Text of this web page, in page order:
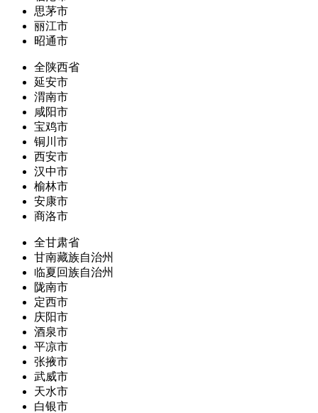
思茅市
丽江市
昭通市
全陕西省
延安市
渭南市
咸阳市
宝鸡市
铜川市
西安市
汉中市
榆林市
安康市
商洛市
全甘肃省
甘南藏族自治州
临夏回族自治州
陇南市
定西市
庆阳市
酒泉市
平凉市
张掖市
武威市
天水市
白银市